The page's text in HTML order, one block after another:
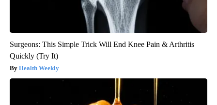
Surgeons: This Simple Trick Will End Knee Pain & Arthritis
Quickly (Try It)
Health Weekly